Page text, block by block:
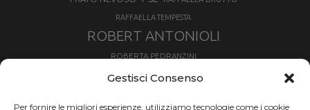
Gestisci Consenso
Per fornire le migliori esperienze, utilizziamo tecnologie come i cookie
RAFFAELLA TEMPESTA
ROBERT ANTONIOLI
ROBERTA PEDRANZINI
ROLAND FISCHNALLER